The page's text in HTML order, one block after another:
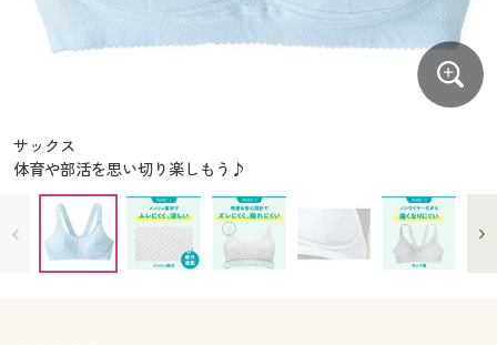
大きいサイズ レディース下着
大きいサイズ 事務・制服
シークレットセール
商品カテゴリ一覧
カタログ・チラシからのご注文
デジタルカタログ
カタログ無料プレゼント
大きいサイズ メンズ
カタログ
カタログ無料プレゼント
会員メニュー
サックス
体育や部活を思い切り楽しもう♪